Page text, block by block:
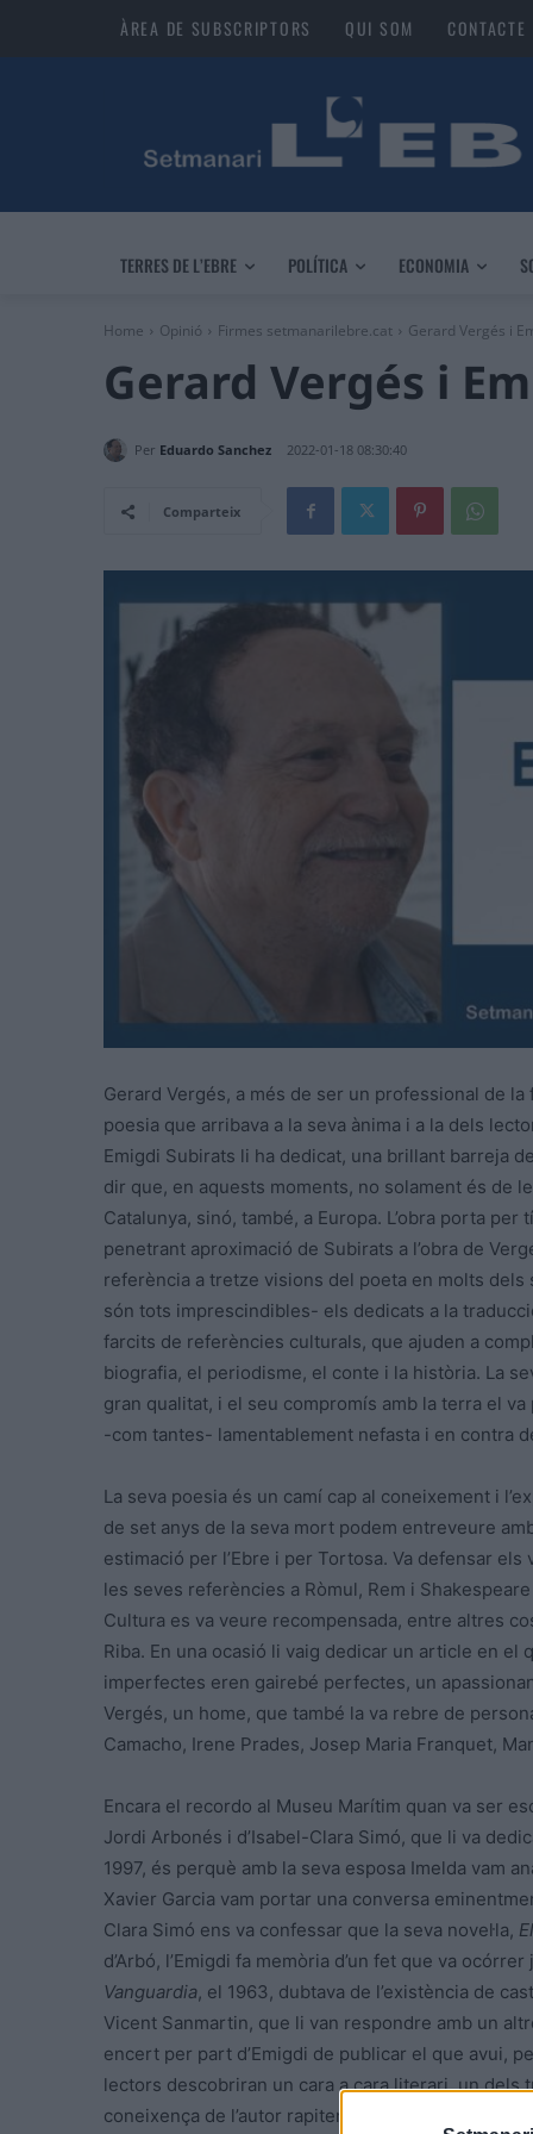
ÀREA DE SUBSCRIPTORS QUI SOM CONTACTE
TERRES DE L’EBRE POLÍTICA ECONOMIA
Home Opinió Firmes setmanarilebre.cat Gerard Vergés i
Gerard Vergés i
Per Eduardo Sanchez 2022-01-18 08:30:40
Comparteix
Gerard Vergés, a més de ser un professional de
poesia que arribava a la seva ànima i a la dels
Emigdi Subirats li ha dedicat, una brillant barreja
dir que, en aquests moments, no solament és de
Catalunya, sinó, també, a Europa. L’obra porta
penetrant aproximació de Subirats a l’obra de
referència a tretze visions del poeta en molts
són tots imprescindibles- els dedicats a la
farcits de referències culturals, que ajuden a
biografia, el periodisme, el conte i la història. La
gran qualitat, i el seu compromís amb la terra el
-com tantes- lamentablement nefasta i en contra
La seva poesia és un camí cap al coneixement i
de set anys de la seva mort podem entreveure
estimació per l’Ebre i per Tortosa. Va defensar
les seves referències a Ròmul, Rem i
Cultura es va veure recompensada, entre altres
Riba. En una ocasió li vaig dedicar un article en el
imperfectes eren gairebé perfectes, un
Vergés, un home, que també la va rebre de
Camacho, Irene Prades, Josep Maria Franquet,
Encara el recordo al Museu Marítim quan va ser
Jordi Arbonés i d’Isabel-Clara Simó, que li va
1997, és perquè amb la seva esposa Imelda vam
Xavier Garcia vam portar una conversa
Clara Simó ens va confessar que la seva novel·la,
d’Arbó, l’Emigdi fa memòria d’un fet que va
Vanguardia, el 1963, dubtava de l’existència de
Vicent Sanmartin, que li van respondre amb un
encert per part d’Emigdi de publicar el que avui,
lectors descobriran un cara a cara literari, un
coneixença de l’autor rapitenc.